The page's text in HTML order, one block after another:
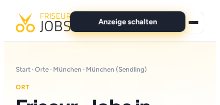
Anzeige schalten
Für Bewerber
Start ·Orte · München · München (Sendling)
ORT